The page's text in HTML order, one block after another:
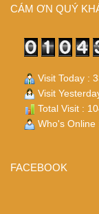
CÁM ƠN QUÝ
Visit Today :
Visit
Total Visit :
Who's Online
FACEBOOK